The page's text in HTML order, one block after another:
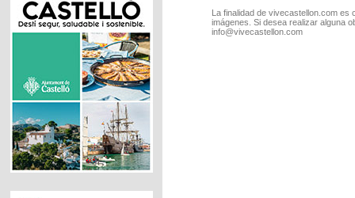
La finalidad de vivecastellon.com
imágenes. Si desea realizar alguna
info@vivecastellon.com